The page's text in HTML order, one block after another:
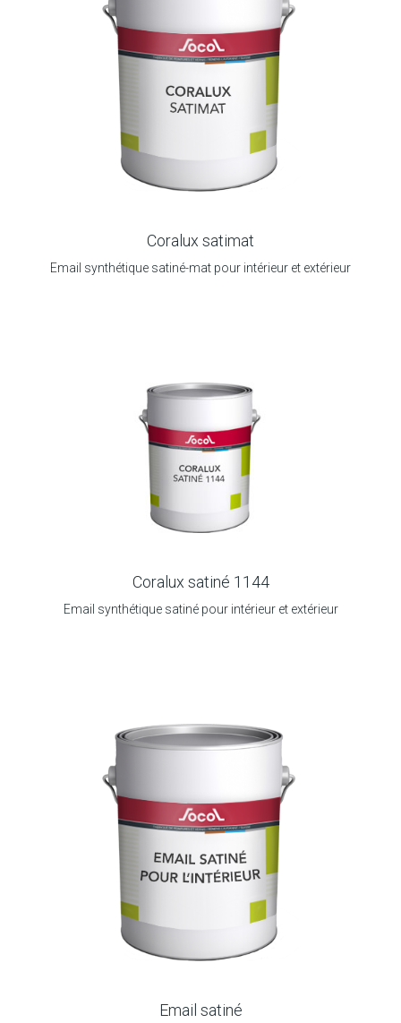
Coralux satimat
Email synthétique satiné-mat pour intérieur et extérieur
Coralux satiné 1144
Email synthétique satiné pour intérieur et extérieur
Email satiné